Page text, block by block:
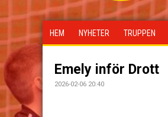
HEM NYHETER TRUPPEN
Emely inför Drott
2026-02-06 20:40